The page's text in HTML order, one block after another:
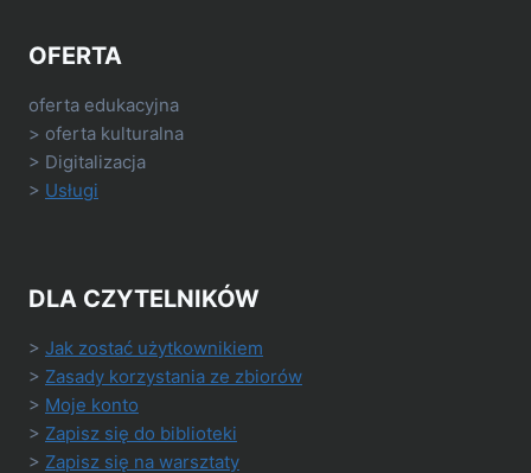
OFERTA
oferta edukacyjna
> oferta kulturalna
> Digitalizacja
> Usługi
DLA CZYTELNIKÓW
> Jak zostać użytkownikiem
> Zasady korzystania ze zbiorów
> Moje konto
> Zapisz się do biblioteki
> Zapisz się na warsztaty